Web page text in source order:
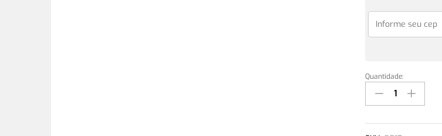
Escova
para
passar
Quantidade: